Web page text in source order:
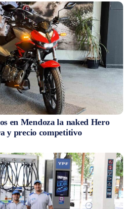
en Mendoza la naked Hero
y precio competitivo